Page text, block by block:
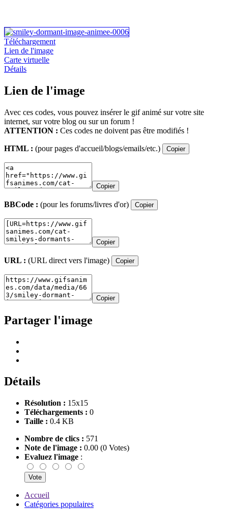
Téléchargement
Lien de l'image
Carte virtuelle
Détails
Lien de l'image
Avec ces codes, vous pouvez insérer le gif animé sur votre site
internet, sur votre blog ou sur un forum !
ATTENTION : Ces codes ne doivent pas être modifiés !
HTML : (pour pages d'accueil/blogs/emails/etc.) Copier
Copier
BBCode : (pour les forums/livres d'or) Copier
Copier
URL : (URL direct vers l'image) Copier
Copier
Partager l'image
Détails
Résolution : 15x15
Téléchargements : 0
Taille : 0.4 KB
Nombre de clics : 571
Note de l'image : 0.00 (0 Votes)
Evaluez l'image :
Accueil
Catégories populaires